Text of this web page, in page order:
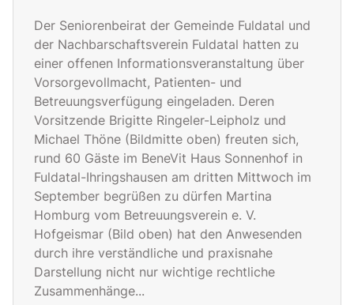
Der Seniorenbeirat der Gemeinde Fuldatal und
der Nachbarschaftsverein Fuldatal hatten zu
einer offenen Informationsveranstaltung über
Vorsorgevollmacht, Patienten- und
Betreuungsverfügung eingeladen. Deren
Vorsitzende Brigitte Ringeler-Leipholz und
Michael Thöne (Bildmitte oben) freuten sich,
rund 60 Gäste im BeneVit Haus Sonnenhof in
Fuldatal-Ihringshausen am dritten Mittwoch im
September begrüßen zu dürfen Martina
Homburg vom Betreuungsverein e. V.
Hofgeismar (Bild oben) hat den Anwesenden
durch ihre verständliche und praxisnahe
Darstellung nicht nur wichtige rechtliche
Zusammenhänge...